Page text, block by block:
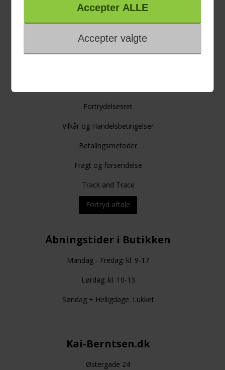
Kai-Berntsen.dk
Østergade 24
Åbningstider i Butikken
Mandag - Fredag: kl. 9-17
Lørdag: kl. 10-13
Søndag + Helligdage: Lukket
Kundeservice
Fortrydelsesret
Vilkår og Handelsbetingelser
Betalingsmetoder
Fragt og forsendelse
Track and Trace
Fortryd aftale